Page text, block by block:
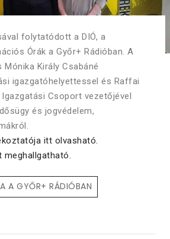
folytatódott a DIÓ, a
Órák a Győr+ Rádióban. A
Mónika Király Csabáné
igazgatóhelyettessel és Raffai
Csoport vezetőjével
és jogvédelem,
itt olvasható.
meghallgatható.
A GYŐR+ RÁDIÓBAN